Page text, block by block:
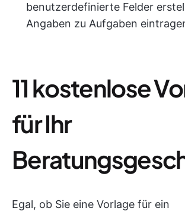
benutzerdefinierte Felder
Angaben zu Aufgaben
11 kostenlose
für Ihr
Egal, ob Sie eine Vorlage für ein